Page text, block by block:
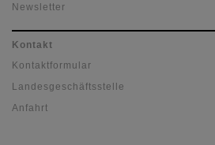
Newsletter
Kontakt
Kontaktformular
Landesgeschäftsstelle
Anfahrt